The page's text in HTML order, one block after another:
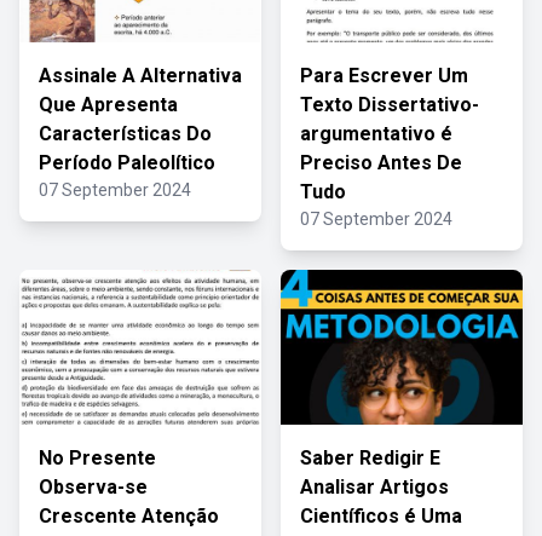
Assinale A Alternativa
Que Apresenta
Características Do
Período Paleolítico
07 September 2024
Para Escrever Um
Texto Dissertativo-
argumentativo é
Preciso Antes De
Tudo
07 September 2024
No Presente
Observa-se
Crescente Atenção
Saber Redigir E
Analisar Artigos
Científicos é Uma